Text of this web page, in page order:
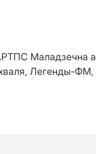
Маладзечна
Легенды-